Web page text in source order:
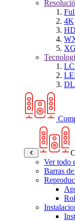
4K
HD
Ver todo
Barras